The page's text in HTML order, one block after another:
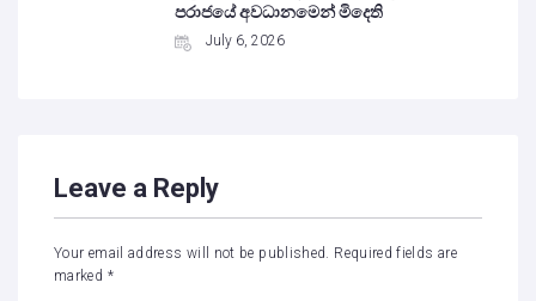
පරාජයේ අවධානමෙන් මිදෙති
July 6, 2026
Leave a Reply
Your email address will not be published. Required fields are
marked *